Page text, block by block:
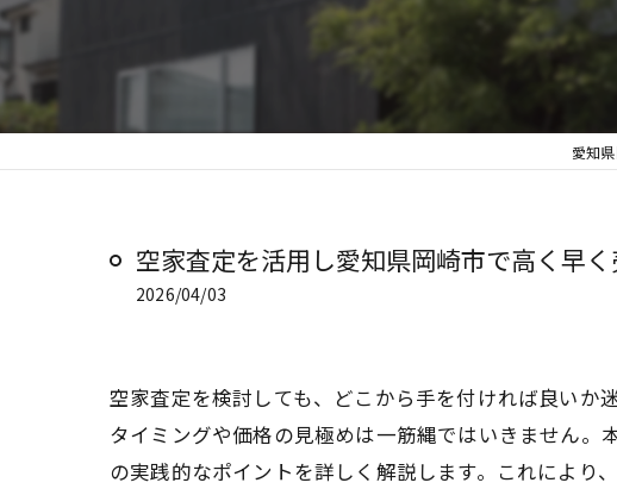
愛知
空家査定を活用し愛知県岡崎市で高く早
2026/04/03
空家査定を検討しても、どこから手を付ければ良い
タイミングや価格の見極めは一筋縄ではいきません
の実践的なポイントを詳しく解説します。これにより